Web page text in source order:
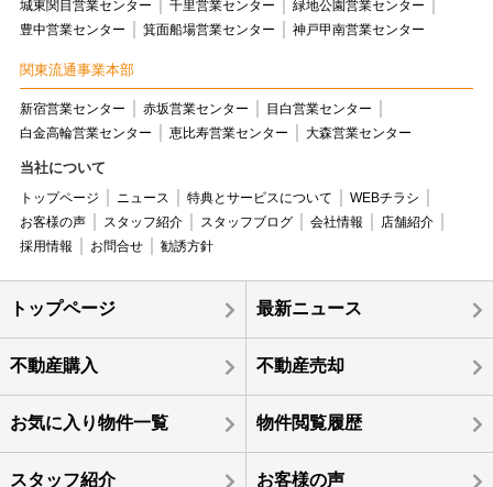
城東関目営業センター
千里営業センター
緑地公園営業センター
豊中営業センター
箕面船場営業センター 神戸甲南営業センター
関東流通事業本部
新宿営業センター 赤坂営業センター
目白営業センター
白金高輪営業センター
恵比寿営業センター 大森営業センター
当社について
トップページ ニュース 特典とサービスについて
WEBチラシ
お客様の声
スタッフ紹介 スタッフブログ 会社情報
店舗紹介
採用情報
お問合せ 勧誘方針
トップページ 最新ニュース
不動産購入 不動産売却
お気に入り物件一覧 物件閲覧履歴
スタッフ紹介 お客様の声